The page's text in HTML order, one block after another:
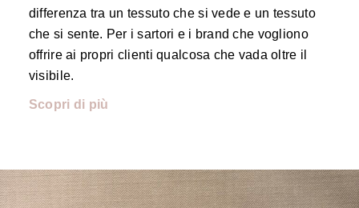
differenza tra un tessuto che si vede e un tessuto
che si sente. Per i sartori e i brand che vogliono
offrire ai propri clienti qualcosa che vada oltre il
visibile.
Scopri di più